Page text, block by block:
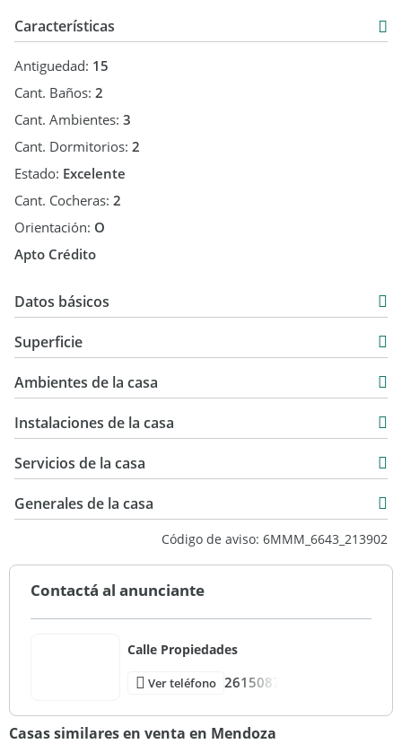
Características
Antiguedad: 15
Cant. Baños: 2
Cant. Ambientes: 3
Cant. Dormitorios: 2
Estado: Excelente
Cant. Cocheras: 2
Orientación: O
Apto Crédito
Datos básicos
Venta
USD 138.000
Superficie
35 m2
190 m2
Ambientes de la casa
Instalaciones de la casa
Servicios de la casa
Generales de la casa
Código de aviso: 6MMM_6643_213902
Contactá al anunciante
Calle Propiedades
Ver teléfono 2615087
Casas similares en venta en Mendoza